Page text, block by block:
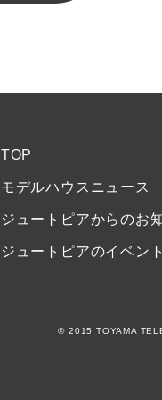
TOP
モデルハウスニュース
ジュートピアからのお
ジュートピアのイベン
© 2015 TOYAMA